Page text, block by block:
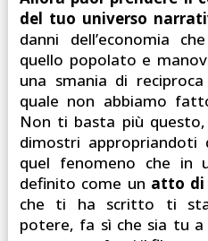
del tuo universo
danni dell’economia
quello popolato e
una smania di
quale non abbiamo
Non ti basta più questo,
dimostri appropriandoti
quel fenomeno che in
definito come un atto di
che ti ha scritto ti sta
potere, fa sì che sia tu a